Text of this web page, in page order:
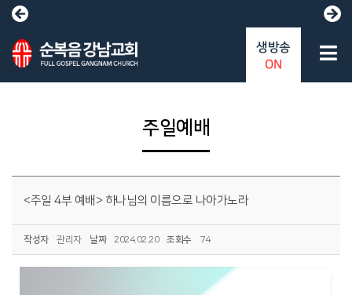
주일예배
<주일 4부 예배> 하나님의 이름으로 나아가노라
작성자 관리자 날짜 2024.02.20 조회수 74
생방송
ON